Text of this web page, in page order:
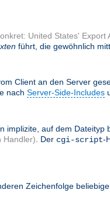
United States' Export
führt, die gewöhnlich
Client an den Server
nach Server-Side-Includes
auf dem
Handler) . Der cgi-script-
Zeichenfolge